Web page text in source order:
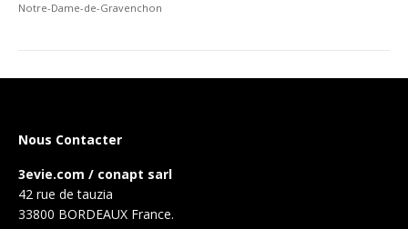
Notre-Dame-de-Gravenchon
Nous Contacter
3evie.com / conapt sarl
42 rue de tauzia
33800 BORDEAUX France.